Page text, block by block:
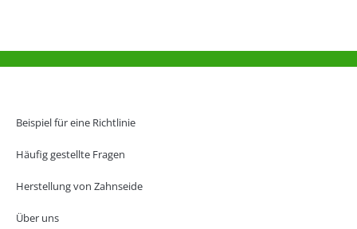
Beispiel für eine Richtlinie
Häufig gestellte Fragen
Herstellung von Zahnseide
Über uns
Büro Hongkong
SAR, China
info@oralcare.com.hk